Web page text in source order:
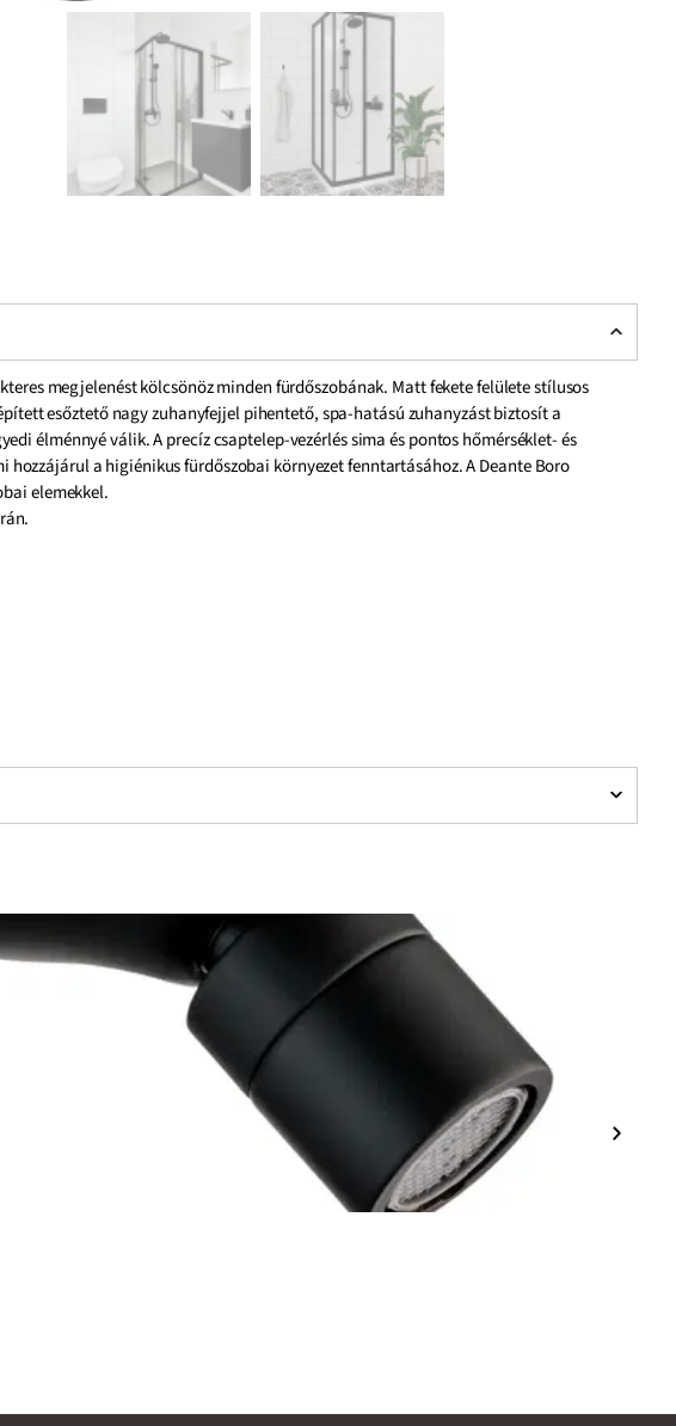
megjelenést kölcsönöz minden fürdőszobának. Matt fekete felülete stílusos
esőztető nagy zuhanyfejjel pihentető, spa-hatású zuhanyzást biztosít a
élménnyé válik. A precíz csaptelep-vezérlés sima és pontos hőmérséklet- és
a higiénikus fürdőszobai környezet fenntartásához. A Deante Boro
elemekkel.